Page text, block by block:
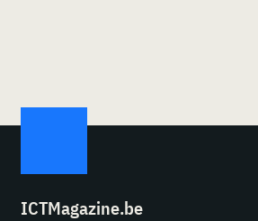
ICTMagazine.be